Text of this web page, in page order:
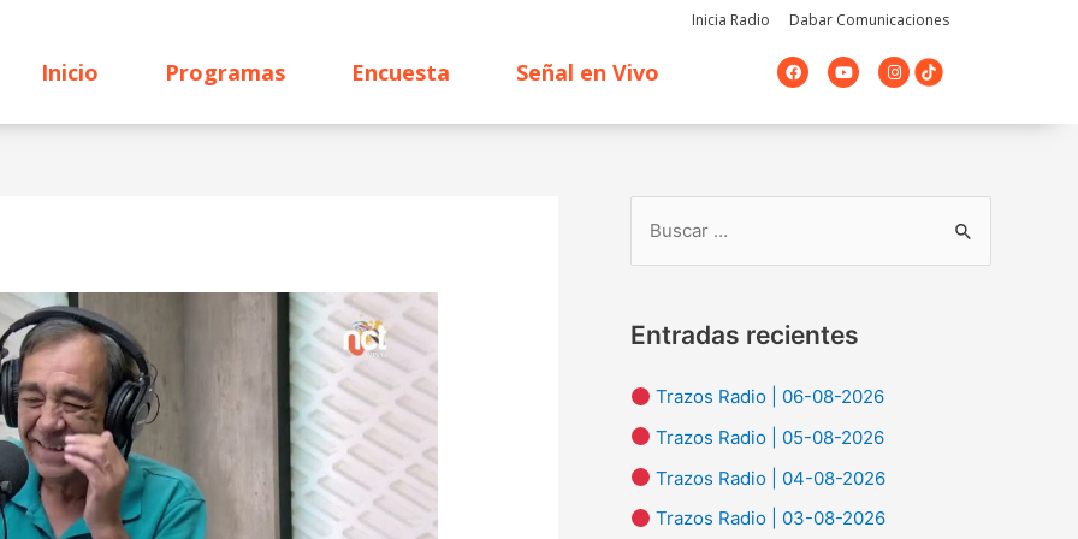
Inicia Radio Dabar Comunicaciones
Inicio Programas Encuesta Señal en Vivo
F
a
c
b
Y
o
u
u
I
n
s
a
u
c
p
o
r
Entradas recientes
Trazos Radio | 06-08-2026
Trazos Radio | 05-08-2026
Trazos Radio | 04-08-2026
Trazos Radio | 03-08-2026